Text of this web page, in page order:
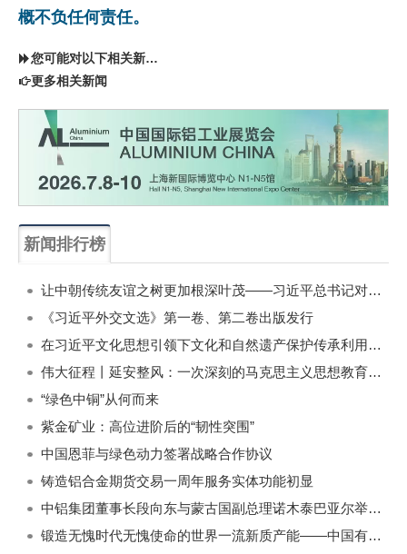
概不负任何责任。
您可能对以下相关新闻同样感兴趣
更多相关新闻
新闻排行榜
让中朝传统友谊之树更加根深叶茂——习近平总书记对朝鲜进行国事访问纪实
《习近平外交文选》第一卷、第二卷出版发行
在习近平文化思想引领下文化和自然遗产保护传承利用工作开创新局面
伟大征程丨延安整风：一次深刻的马克思主义思想教育运动
“绿色中铜”从何而来
紫金矿业：高位进阶后的“韧性突围”
中国恩菲与绿色动力签署战略合作协议
铸造铝合金期货交易一周年服务实体功能初显
中铝集团董事长段向东与蒙古国副总理诺木泰巴亚尔举行会谈
锻造无愧时代无愧使命的世界一流新质产能——中国有色金属工业的战略应对与破局之道（二）